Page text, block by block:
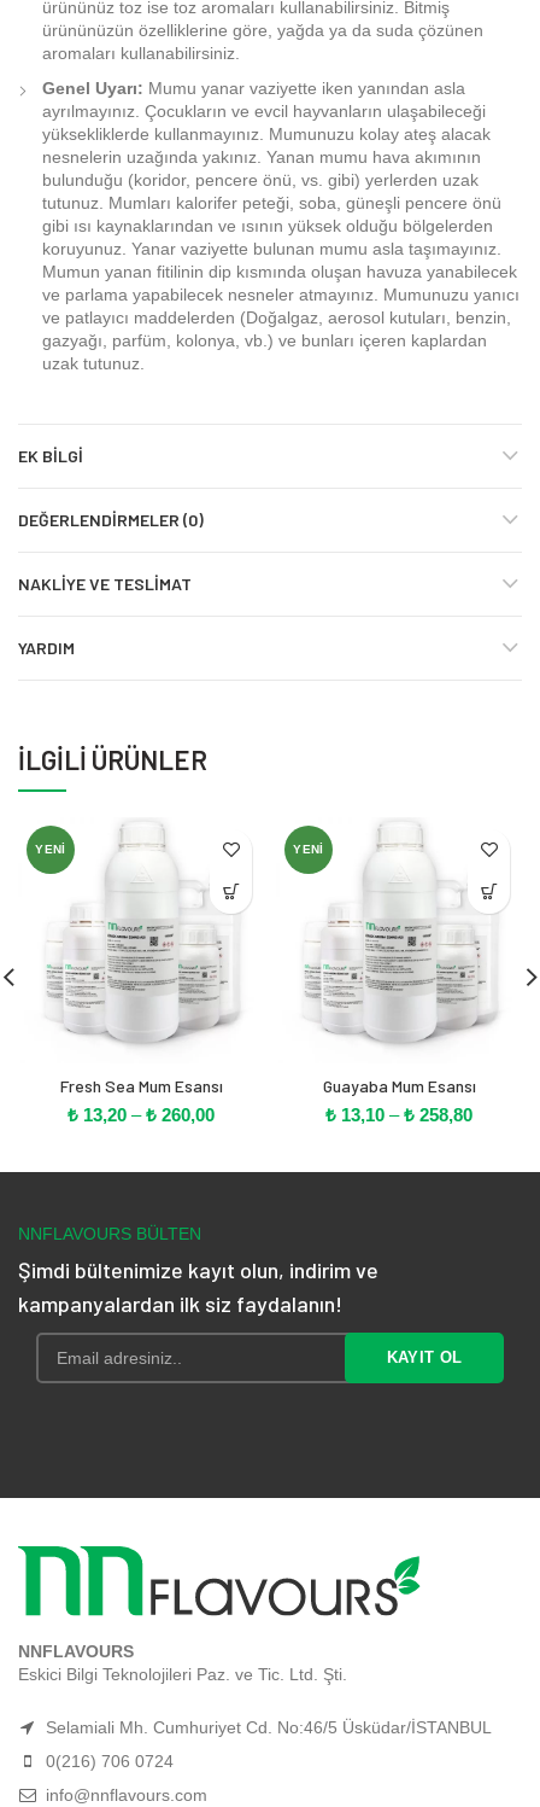
ürününüz toz ise toz aromaları kullanabilirsiniz. Bitmiş
ürününüzün özelliklerine göre, yağda ya da suda çözünen
aromaları kullanabilirsiniz.
Genel Uyarı: Mumu yanar vaziyette iken yanından asla
ayrılmayınız. Çocukların ve evcil hayvanların ulaşabileceği
yüksekliklerde kullanmayınız. Mumunuzu kolay ateş alacak
nesnelerin uzağında yakınız. Yanan mumu hava akımının
bulunduğu (koridor, pencere önü, vs. gibi) yerlerden uzak
tutunuz. Mumları kalorifer peteği, soba, güneşli pencere önü
gibi ısı kaynaklarından ve ısının yüksek olduğu bölgelerden
koruyunuz. Yanar vaziyette bulunan mumu asla taşımayınız.
Mumun yanan fitilinin dip kısmında oluşan havuza yanabilecek
ve parlama yapabilecek nesneler atmayınız. Mumunuzu yanıcı
ve patlayıcı maddelerden (Doğalgaz, aerosol kutuları, benzin,
gazyağı, parfüm, kolonya, vb.) ve bunları içeren kaplardan
uzak tutunuz.
EK BILGI
DEĞERLENDIRMELER (0)
NAKLIYE VE TESLIMAT
YARDIM
İLGILI ÜRÜNLER
YENI
Fresh Sea Mum Esansı
₺ 13,20 –₺ 260,00Fiyat
YENI
Guayaba Mum Esansı
₺ 13,10 –₺ 258,80Fiyat
NNFLAVOURS BÜLTEN
Şimdi bültenimize kayıt olun, indirim ve
kampanyalardan ilk siz faydalanın!
NNFLAVOURS
Eskici Bilgi Teknolojileri Paz. ve Tic. Ltd. Şti.
Selamiali Mh. Cumhuriyet Cd. No:46/5 Üsküdar/İSTANBUL
0(216) 706 0724
info@nnflavours.com